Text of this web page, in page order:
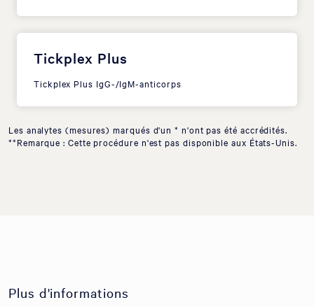
Tickplex Plus
Tickplex Plus IgG-/IgM-anticorps
Les analytes (mesures) marqués d'un * n'ont pas été accrédités.
**Remarque : Cette procédure n'est pas disponible aux États-Unis.
Plus d'informations